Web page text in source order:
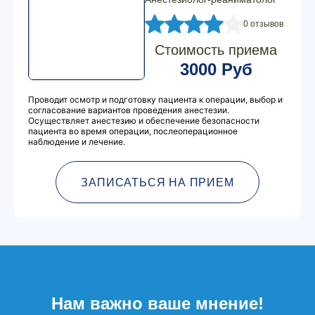
0 отзывов
Стоимость приема
3000 Руб
Проводит осмотр и подготовку пациента к операции, выбор и
согласование вариантов проведения анестезии.
Осуществляет анестезию и обеспечение безопасности
пациента во время операции, послеоперационное
наблюдение и лечение.
ЗАПИСАТЬСЯ НА ПРИЕМ
Нам важно ваше мнение!